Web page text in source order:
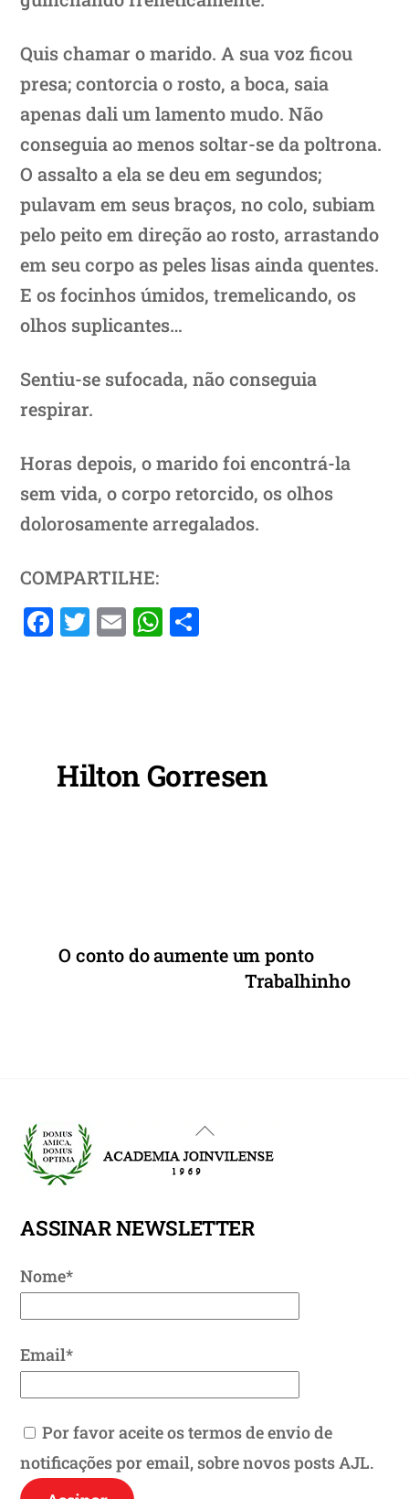
Quis chamar o marido. A sua voz ficou
presa; contorcia o rosto, a boca, saia
apenas dali um lamento mudo. Não
conseguia ao menos soltar-se da poltrona.
O assalto a ela se deu em segundos;
pulavam em seus braços, no colo, subiam
pelo peito em direção ao rosto, arrastando
em seu corpo as peles lisas ainda quentes.
E os focinhos úmidos, tremelicando, os
olhos suplicantes…
Sentiu-se sufocada, não conseguia
respirar.
Horas depois, o marido foi encontrá-la
sem vida, o corpo retorcido, os olhos
dolorosamente arregalados.
COMPARTILHE:
F
o
o
T E W
p
p
Hilton Gorresen
O conto do aumente um ponto
Trabalhinho
Back
To
ASSINAR NEWSLETTER
Nome*
Email*
Por favor aceite os termos de envio de
notificações por email, sobre novos posts AJL.